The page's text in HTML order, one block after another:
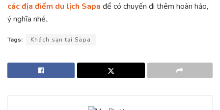
các địa điểm du lịch Sapa để có chuyến đi thêm hoàn hảo,
ý nghĩa nhé..
Tags: Khách sạn tại Sapa